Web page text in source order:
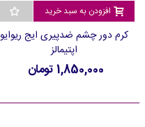
افزودن به سبد خرید
کرم دور چشم ضدپیری ایج ریوایو
اپتیمالز
1,850,000 تومان